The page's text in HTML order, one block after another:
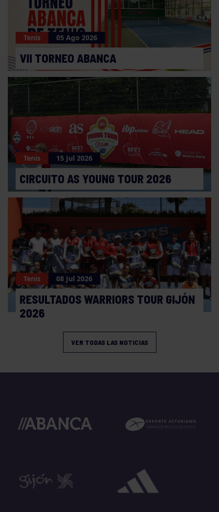
Tenis 05 Ago 2026
VII TORNEO ABANCA
Tenis 15 Jul 2026
CIRCUITO AS YOUNG TOUR 2026
Tenis 08 Jul 2026
RESULTADOS WARRIORS TOUR GIJÓN
2026
VER TODAS LAS NOTICIAS